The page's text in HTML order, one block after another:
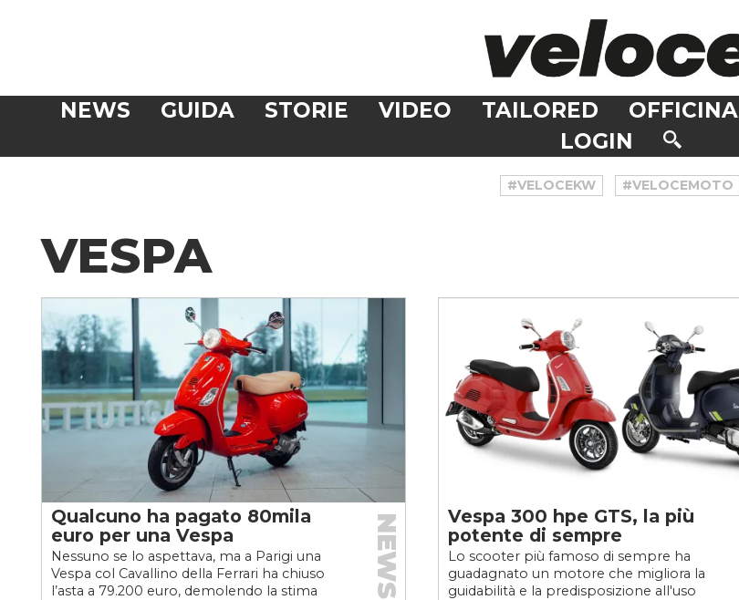
NEWS GUIDA STORIE VIDEO TAILORED OFFICINA
LOGIN
#VELOCEKW #VELOCEMOTO
VESPA
Qualcuno ha pagato 80mila
euro per una Vespa
Nessuno se lo aspettava, ma a Parigi una
Vespa col Cavallino della Ferrari ha chiuso
l’asta a 79.200 euro, demolendo la stima
NEWS
Vespa 300 hpe GTS, la più
potente di sempre
Lo scooter più famoso di sempre ha
guadagnato un motore che migliora la
guidabilità e la predisposizione all'uso